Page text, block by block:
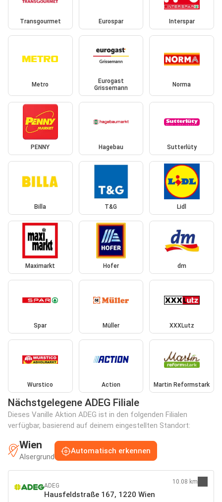
Transgourmet Eurospar Interspar
Metro
Eurogast
Grissemann
Norma
PENNY Hagebau Sutterlüty
Billa T&G Lidl
Maximarkt Hofer dm
Spar Müller XXXLutz
Wurstico Action Martin Reformstark
Nächstgelegene ADEG Filiale
Dieses Vanille Aktion ADEG ist in den folgenden Filialen
verfügbar, basierend auf deinem eingestellten Standort:
Wien
Alsergrund
Automatisch erkennen
ADEG
Hausfeldstraße 167, 1220 Wien
10.08 km